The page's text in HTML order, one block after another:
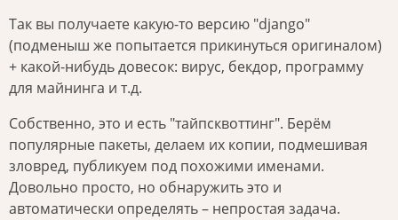
Так вы получаете какую-то версию "django"
(подменыш же попытается прикинуться оригиналом)
+ какой-нибудь довесок: вирус, бекдор, программу
для майнинга и т.д.
Собственно, это и есть "тайпсквоттинг". Берём
популярные пакеты, делаем их копии, подмешивая
зловред, публикуем под похожими именами.
Довольно просто, но обнаружить это и
автоматически определять – непростая задача.